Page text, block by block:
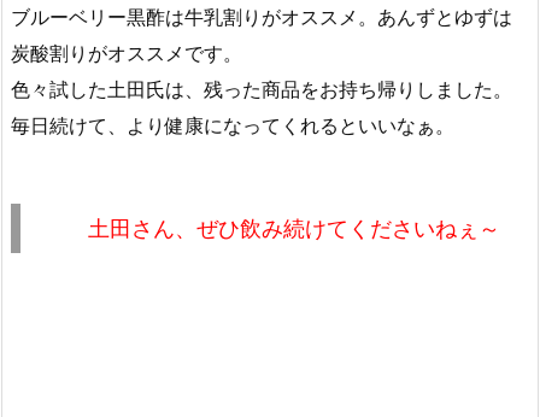
ブルーベリー黒酢は牛乳割りがオススメ。あんずとゆずは
炭酸割りがオススメです。
色々試した土田氏は、残った商品をお持ち帰りしました。
毎日続けて、より健康になってくれるといいなぁ。
土田さん、ぜひ飲み続けてくださいねぇ～